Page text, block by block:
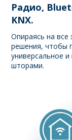
Радио,
KNX.
Опираясь на все
решения, чтобы
универсальное
шторами.